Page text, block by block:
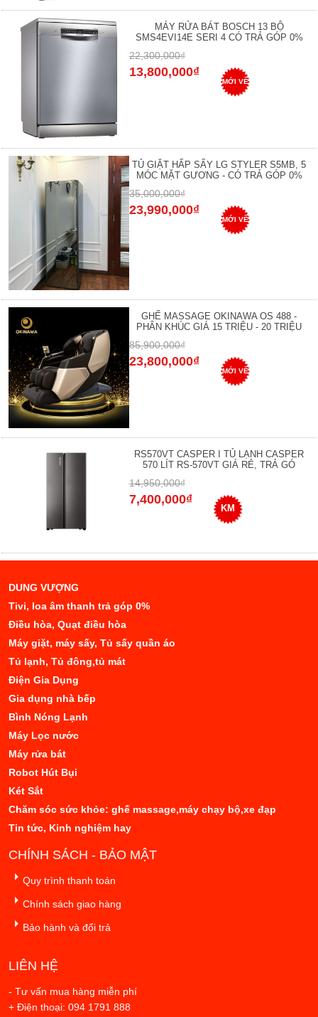
MÁY RỬA BÁT BOSCH 13 BỘ
SMS4EVI14E SERI 4 CÓ TRẢ GÓP 0%
22,300,000₫
13,800,000₫
MỚI VỀ
TỦ GIẶT HẤP SẤY LG STYLER S5MB, 5
MÓC MẶT GƯƠNG - CÓ TRẢ GÓP 0%
35,000,000₫
23,990,000₫
MỚI VỀ
GHẾ MASSAGE OKINAWA OS 488 -
PHÂN KHÚC GIÁ 15 TRIỆU - 20 TRIỆU
85,900,000₫
23,800,000₫
MỚI VỀ
RS570VT CASPER I TỦ LẠNH CASPER
570 LÍT RS-570VT GIÁ RẺ, TRẢ GÓ
14,950,000₫
7,400,000₫
KM
DUNG VƯỢNG
Tivi, loa âm thanh trả góp 0%
Điều hòa, Quạt điều hòa
Máy giặt, máy sấy, Tủ sấy quần áo
Tủ lạnh, Tủ đông,tủ mát
Điện Gia Dụng
Gia dụng nhà bếp
Bình Nóng Lạnh
Máy Lọc nước
Máy rửa bát
Robot Hút Bụi
Két Sắt
Chăm sóc sức khỏe: ghế massage,máy chạy bộ,xe đạp
Tin tức, Kinh nghiệm hay
CHÍNH SÁCH - BẢO MẬT
Quy trình thanh toán
Chính sách giao hàng
Bảo hành và đổi trả
LIÊN HỆ
- Tư vấn mua hàng miễn phí
+ Điện thoại: 094 1791 888